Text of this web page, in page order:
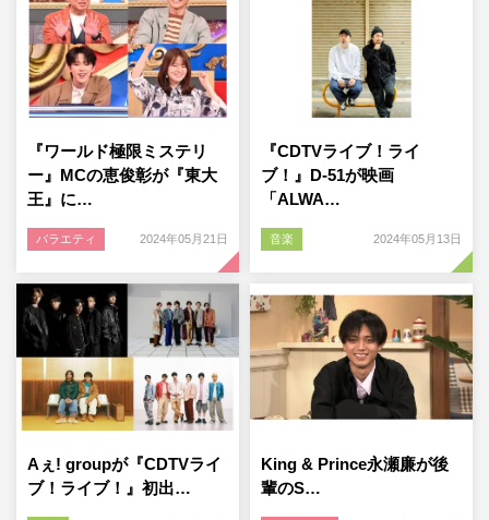
『ワールド極限ミステリ
ー』MCの恵俊彰が『東大
王』に…
バラエティ 2024年05月21日
『CDTVライブ！ライ
ブ！』D-51が映画
「ALWA…
音楽 2024年05月13日
Aぇ! groupが『CDTVライ
ブ！ライブ！』初出…
King & Prince永瀬廉が後
輩のS…